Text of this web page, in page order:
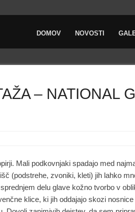
DOMOV NOVOSTI
– NATIONAL
Mali podkovnjaki spadajo med
(podstrehe, zvoniki, kleti) jih lahko
delu glave kožno tvorbo v
klice, ki jih oddajajo skozi